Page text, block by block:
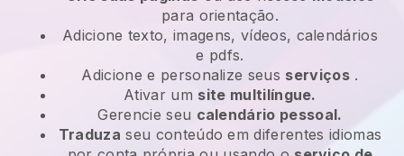
para orientação.
Adicione texto, imagens, vídeos, calendários
e pdfs.
Adicione e personalize seus serviços.
Ativar um site multilíngue.
Gerencie seu calendário pessoal.
Traduza seu conteúdo em diferentes idiomas